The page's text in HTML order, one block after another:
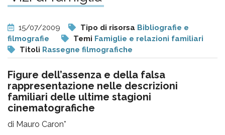
Documentazione
e
analisi
pr
l'infanzia
15/07/2009 Tipo di risorsa Bibliografie e
filmografie
Temi Famiglie e relazioni familiari
Titoli Rassegne filmografiche
Figure dell’assenza e della falsa
rappresentazione nelle descrizioni
familiari delle ultime stagioni
cinematografiche
di Mauro Caron*